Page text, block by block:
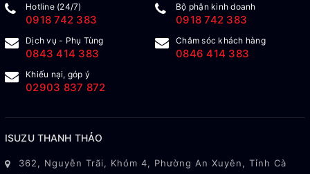
Hotline (24/7)
0918 742 383
Bộ phận kinh doanh
0918 742 383
Dịch vụ - Phụ Tùng
0843 414 383
Chăm sóc khách hàng
0846 414 383
Khiếu nại, góp ý
02903 837 872
ISUZU THANH THẢO
362, Nguyễn Trãi, Khóm 4, Phường An Xuyên, Tỉnh Cà